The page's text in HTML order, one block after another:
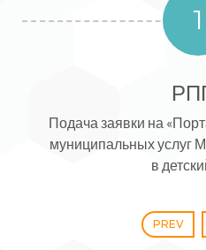
1
Подача заявки на
муниципальных услуг
в
PREV